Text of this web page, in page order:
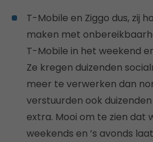
T-Mobile en Ziggo dus, zij
maken met
T-Mobile in het weekend
Ze kregen duizenden
meer te verwerken dan
verstuurden ook
extra. Mooi om te zien dat
weekends en ’s avonds